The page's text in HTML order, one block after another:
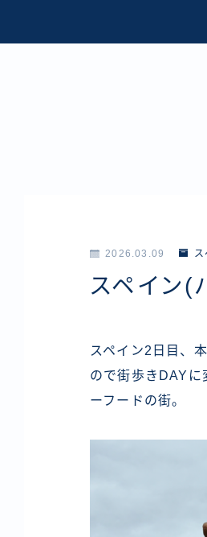
2026.03.09 ス
スペイン(
スペイン2日目、
ので街歩きDAYに
ーフードの街。